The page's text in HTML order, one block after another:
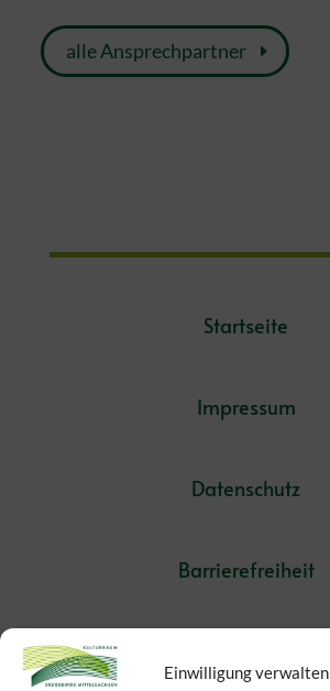
Einwilligung verwalten
alle Ansprechpartner
Startseite
Impressum
Datenschutz
Barrierefreiheit